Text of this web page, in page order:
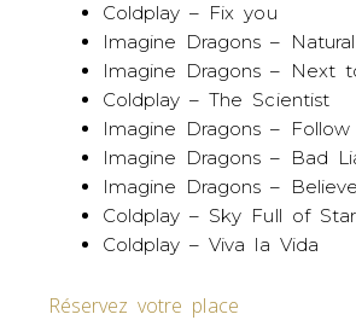
Coldplay – Fix you
Imagine Dragons – Natural
Imagine Dragons – Next
Coldplay – The Scientist
Imagine Dragons – Follow
Imagine Dragons – Bad
Imagine Dragons –
Coldplay – Sky Full of
Coldplay – Viva la Vida
Réservez votre place